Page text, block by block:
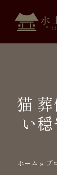
content
猫
い
ホーム » ブ